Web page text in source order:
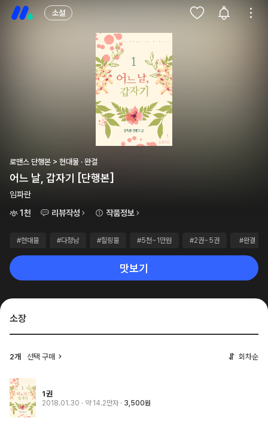
소설
로맨스 단행본 > 현대물 · 완결
어느 날, 갑자기 [단행본]
임파란
1천
리뷰작성 작품정보
#현대물 #다정남 #힐링물 #5천~1만원 #2권~5권 #완결
맛보기
소장
2개 선택 구매 회차순
1권
2018.01.30 · 약 14.2만자 3,500원